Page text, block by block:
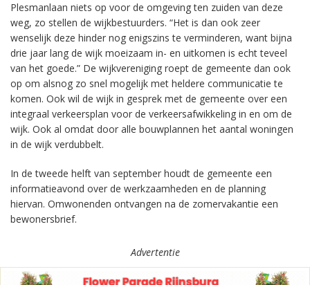
Plesmanlaan niets op voor de omgeving ten zuiden van deze
weg, zo stellen de wijkbestuurders. “Het is dan ook zeer
wenselijk deze hinder nog enigszins te verminderen, want bijna
drie jaar lang de wijk moeizaam in- en uitkomen is echt teveel
van het goede.” De wijkvereniging roept de gemeente dan ook
op om alsnog zo snel mogelijk met heldere communicatie te
komen. Ook wil de wijk in gesprek met de gemeente over een
integraal verkeersplan voor de verkeersafwikkeling in en om de
wijk. Ook al omdat door alle bouwplannen het aantal woningen
in de wijk verdubbelt.
In de tweede helft van september houdt de gemeente een
informatieavond over de werkzaamheden en de planning
hiervan. Omwonenden ontvangen na de zomervakantie een
bewonersbrief.
Advertentie